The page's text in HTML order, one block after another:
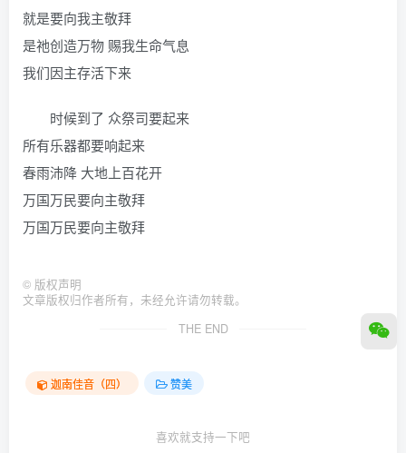
就是要向我主敬拜
是祂创造万物 赐我生命气息
我们因主存活下来
时候到了 众祭司要起来
所有乐器都要响起来
春雨沛降 大地上百花开
万国万民要向主敬拜
万国万民要向主敬拜
© 版权声明
文章版权归作者所有，未经允许请勿转载。
THE END
迦南佳音（四） 赞美
喜欢就支持一下吧